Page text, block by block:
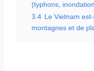
(typhons,
3.4 Le Vietnam
montagnes et de